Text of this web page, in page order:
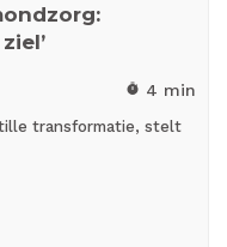
timer 4 min
transformatie, stelt